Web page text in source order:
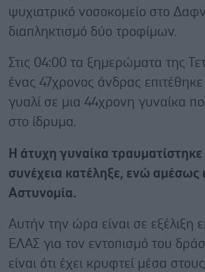
ψυχιατρικό νοσοκομείο στο
διαπληκτισμό δύο τροφίμων.
Στις 04:00 τα ξημερώματα της
ένας 47χρονος άνδρας
γυαλί σε μια 44χρονη γυναίκα
στο ίδρυμα.
Η άτυχη γυναίκα
συνέχεια κατέληξε, ενώ αμέσως
Αστυνομία.
Αυτήν την ώρα είναι σε εξέλιξη
ΕΛΑΣ για τον εντοπισμό του
είναι ότι έχει κρυφτεί μέσα